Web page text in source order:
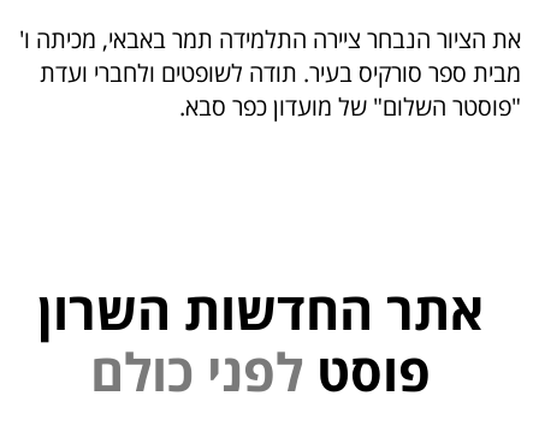
את הציור הנבחר ציירה התלמידה תמר באבאי, מכיתה ו'
מבית ספר סורקיס בעיר. תודה לשופטים ולחברי ועדת
"פוסטר השלום" של מועדון כפר סבא.
אתר החדשות השרון
פוסט